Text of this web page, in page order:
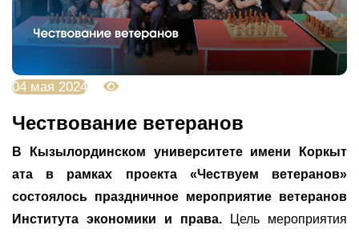
04 мая 2024
Чествование ветеранов
В Кызылординском университете имени Коркыт
ата в рамках проекта «Чествуем ветеранов»
состоялось праздничное мероприятие ветеранов
Института экономики и права. Цель мероприятия